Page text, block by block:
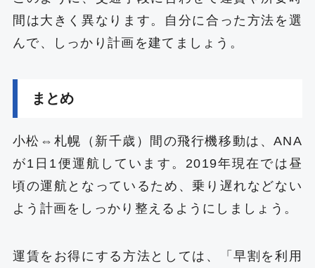
間は大きく異なります。自分に合った方法を選
んで、しっかり計画を建てましょう。
まとめ
小松⇔札幌（新千歳）間の飛行機移動は、ANA
が1日1便運航しています。2019年現在では昼
頃の運航となっているため、乗り遅れなどない
よう計画をしっかり整えるようにしましょう。
運賃をお得にする方法としては、「早割を利用